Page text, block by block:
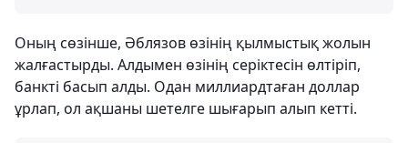
Оның сөзінше, Әблязов өзінің қылмыстық жолын
жалғастырды. Алдымен өзінің серіктесін өлтіріп,
банкті басып алды. Одан миллиардтаған доллар
ұрлап, ол ақшаны шетелге шығарып алып кетті.